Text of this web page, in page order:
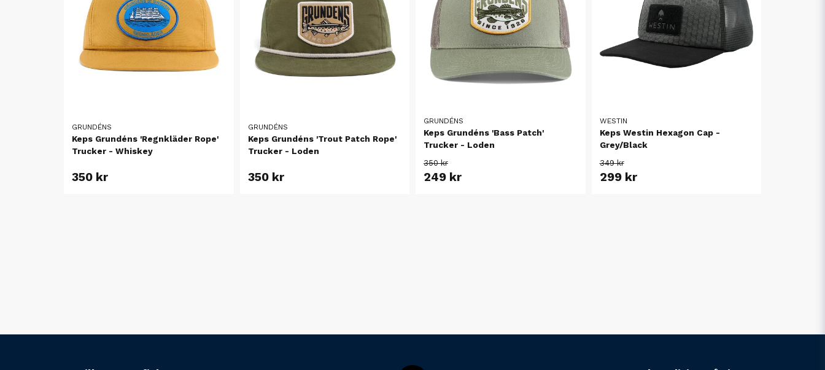
GRUNDÉNS
Keps Grundéns 'Regnkläder Rope'
Trucker - Whiskey
350 kr
GRUNDÉNS
Keps Grundéns 'Trout Patch Rope'
Trucker - Loden
350 kr
GRUNDÉNS
Keps Grundéns 'Bass Patch'
Trucker - Loden
350 kr
249 kr
WESTIN
Keps Westin Hexagon Cap -
Grey/Black
349 kr
299 kr